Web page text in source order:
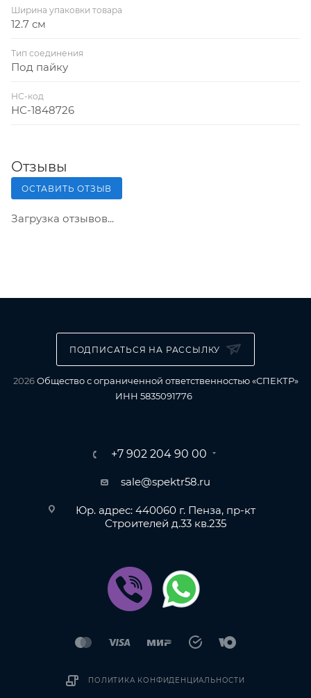
Ширина упаковки товара
12.7 см
Тип соединения
Под пайку
НС-код
НС-1848726
Отзывы
ОСТАВИТЬ ОТЗЫВ
Загрузка отзывов...
ПОДПИСАТЬСЯ НА РАССЫЛКУ
2026Общество с ограниченной ответственностью «СПЕКТР»
ИНН 5835091776
+7 902 204 90 00
sale@spektr58.ru
Юр. адрес: 440060 г. Пенза, пр-кт
Строителей д.33 кв.235
ПОЛИТИКА КОНФИДЕНЦИАЛЬНОСТИ